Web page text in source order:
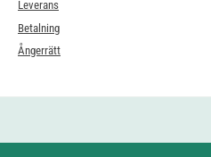
Leverans
Betalning
Ångerrätt